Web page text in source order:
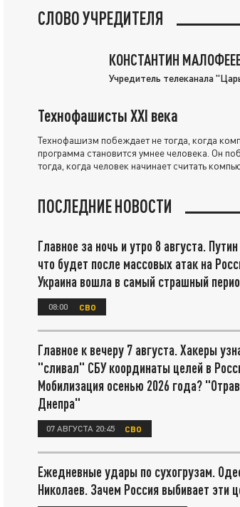
СЛОВО УЧРЕДИТЕЛЯ
КОНСТАНТИН
Учредитель телеканала
Технофашисты XXI века
Технофашизм побеждает не тогда, когда
программа становится умнее человека. Он
тогда, когда человек начинает считать
ПОСЛЕДНИЕ НОВОСТИ
Главное за ночь и утро 8 августа.
что будет после массовых атак на
Украина вошла в самый страшный
08:00 СВО
Главное к вечеру 7 августа. Хакеры
"сливал" СБУ координаты целей в
Мобилизация осенью 2026 года?
Днепра"
07 АВГУСТА 20:45 СВО
Ежедневные удары по сухогрузам.
Николаев. Зачем Россия выбивает эти